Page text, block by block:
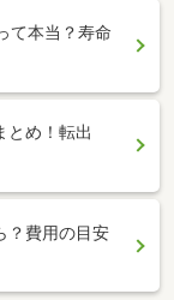
て本当？寿命
とめ！転出
？費用の目安